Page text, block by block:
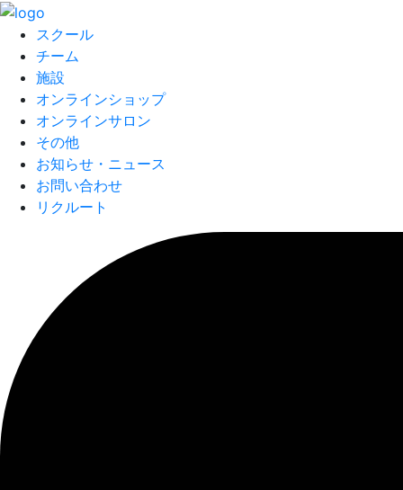
スクール
チーム
施設
オンラインショップ
オンラインサロン
その他
お知らせ・ニュース
お問い合わせ
リクルート